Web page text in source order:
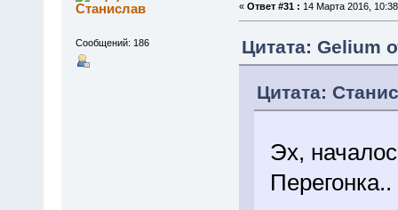
Станислав
Сообщений: 186
« Ответ #31 : 14 Марта 2016,
Цитата: Gelium
Цитата:
Эх,
Перегонка..